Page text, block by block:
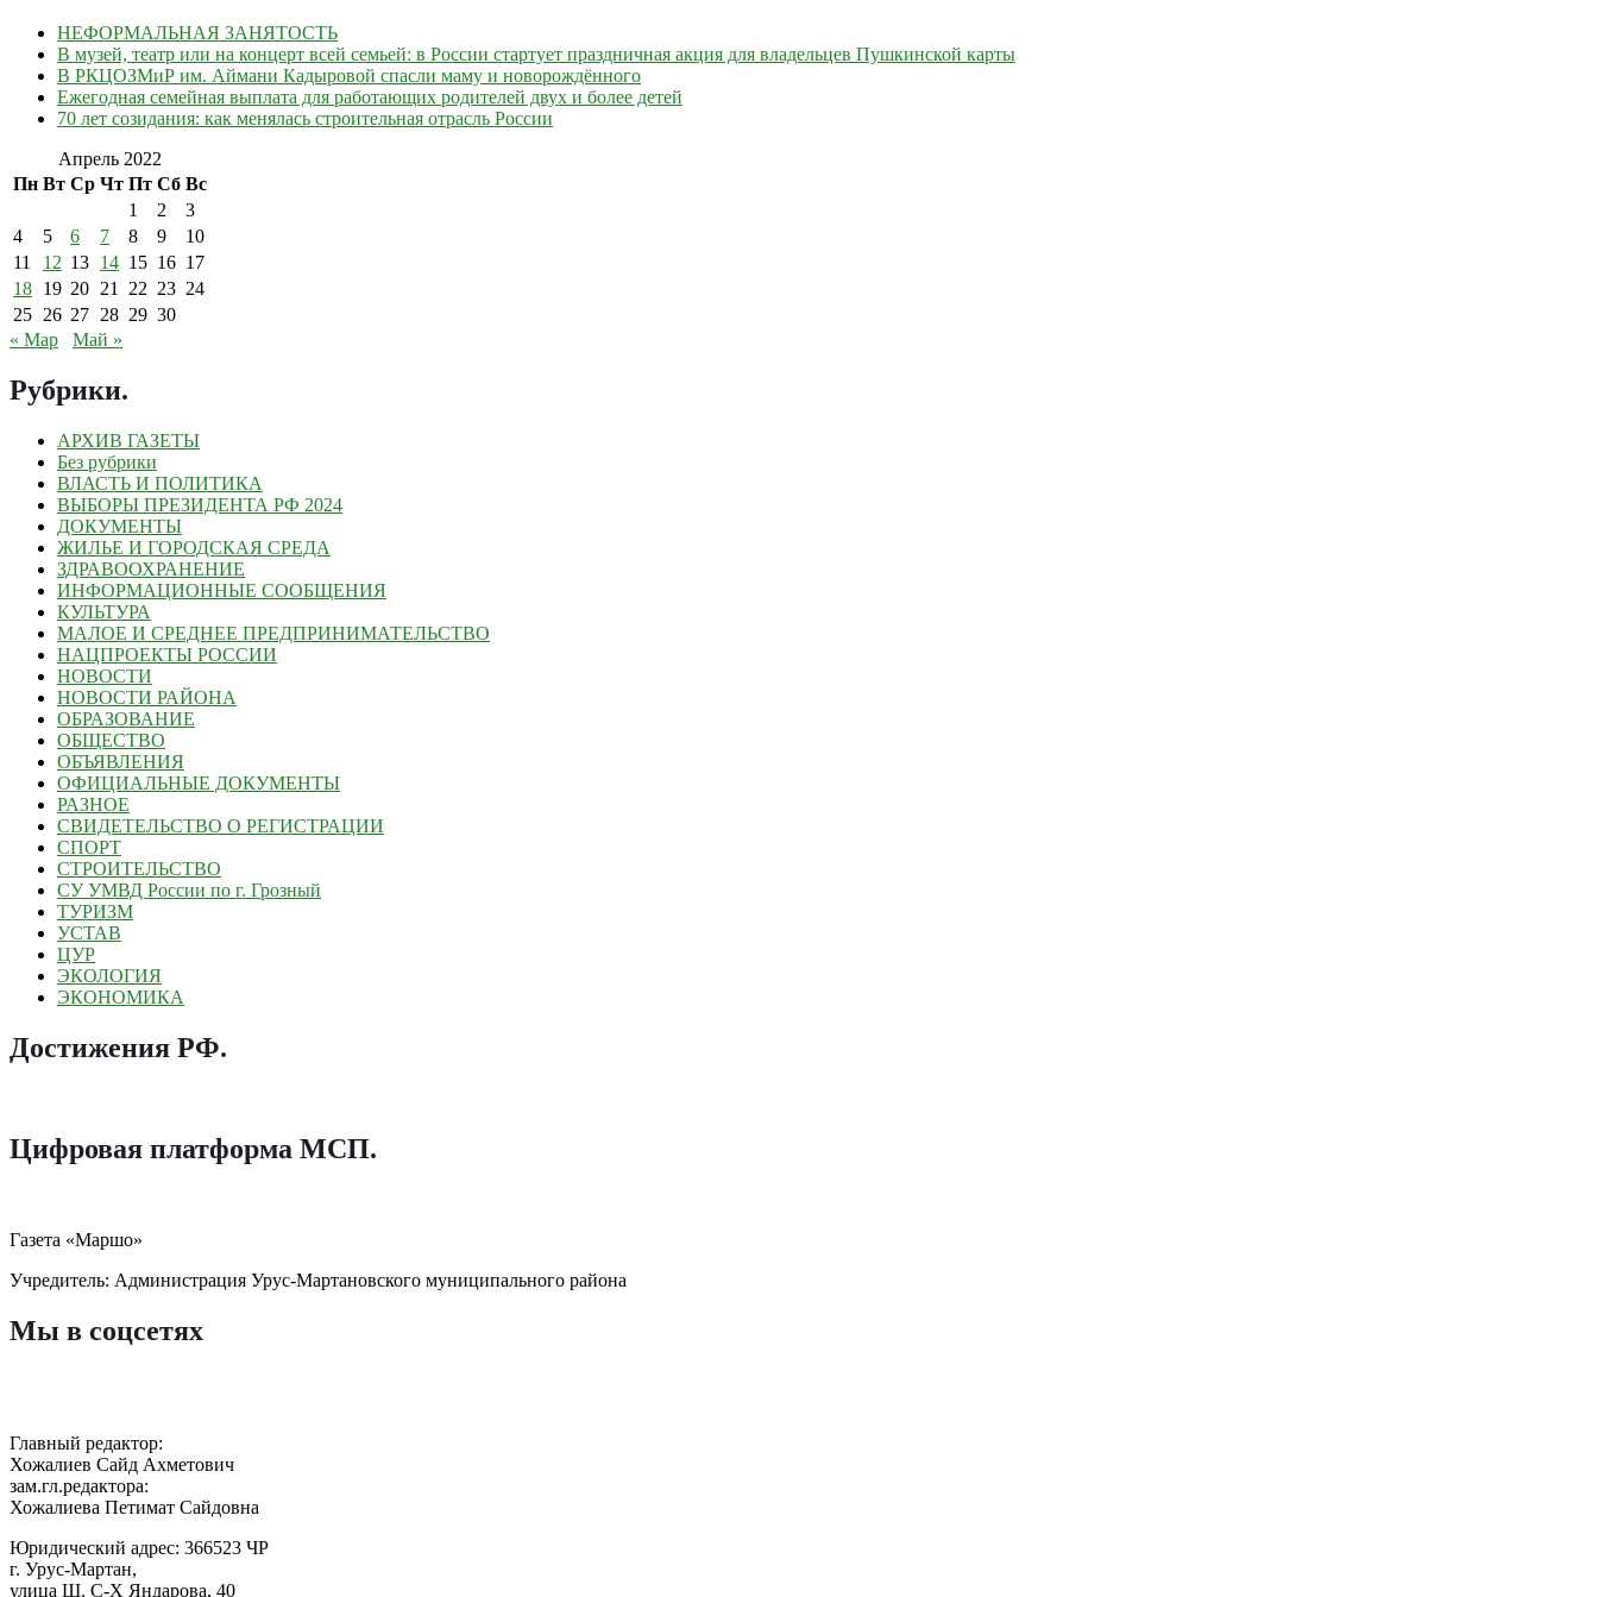
НЕФОРМАЛЬНАЯ ЗАНЯТОСТЬ
В музей, театр или на концерт всей семьей: в России стартует праздничная акция для владельцев Пушкинской карты
В РКЦОЗМиР им. Аймани Кадыровой спасли маму и новорождённого
Ежегодная семейная выплата для работающих родителей двух и более детей
70 лет созидания: как менялась строительная отрасль России
Апрель 2022
Пн Вт Ср Чт Пт Сб Вс
1
2
3
4
5 6 7 8 9
10
11
12 13 14 15 16 17
18 19 20 21 22 23 24
25 26 27 28 29 30
« Мар
Май »
Рубрики.
АРХИВ ГАЗЕТЫ
Без рубрики
ВЛАСТЬ И ПОЛИТИКА
ВЫБОРЫ ПРЕЗИДЕНТА РФ 2024
ДОКУМЕНТЫ
ЖИЛЬЕ И ГОРОДСКАЯ СРЕДА
ЗДРАВООХРАНЕНИЕ
ИНФОРМАЦИОННЫЕ СООБЩЕНИЯ
КУЛЬТУРА
МАЛОЕ И СРЕДНЕЕ ПРЕДПРИНИМАТЕЛЬСТВО
НАЦПРОЕКТЫ РОССИИ
НОВОСТИ
НОВОСТИ РАЙОНА
ОБРАЗОВАНИЕ
ОБЩЕСТВО
ОБЪЯВЛЕНИЯ
ОФИЦИАЛЬНЫЕ ДОКУМЕНТЫ
РАЗНОЕ
СВИДЕТЕЛЬСТВО О РЕГИСТРАЦИИ
СПОРТ
СТРОИТЕЛЬСТВО
СУ УМВД России по г. Грозный
ТУРИЗМ
УСТАВ
ЦУР
ЭКОЛОГИЯ
ЭКОНОМИКА
Достижения РФ.
Цифровая платформа МСП.
Газета «Маршо»
Учредитель: Администрация Урус-Мартановского муниципального района
Мы в соцсетях
Главный редактор:
Хожалиев Сайд Ахметович
зам.гл.редактора:
Хожалиева Петимат Сайдовна
Юридический адрес: 366523 ЧР
г. Урус-Мартан,
улица Ш. С-Х Яндарова, 40